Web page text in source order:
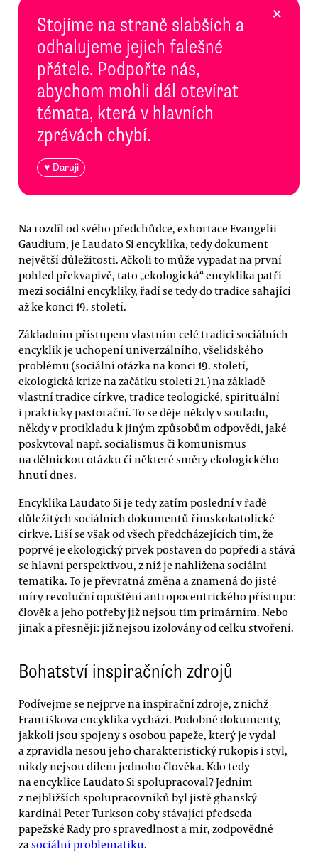
Stojíme na straně slabších a
odhalujeme jejich falešné
přátele. Podpořte nás,
abychom mohli dál otevírat
témata, která v hlavních
zprávách chybí.
♥ Daruji
×
Na rozdíl od svého předchůdce, exhortace Evangelii
Gaudium, je Laudato Si encyklika, tedy dokument
největší důležitosti. Ačkoli to může vypadat na první
pohled překvapivě, tato „ekologická“ encyklika patří
mezi sociální encykliky, řadí se tedy do tradice sahající
až ke konci 19. století.
Základním přístupem vlastním celé tradici sociálních
encyklik je uchopení univerzálního, všelidského
problému (sociální otázka na konci 19. století,
ekologická krize na začátku století 21.) na základě
vlastní tradice církve, tradice teologické, spirituální
i prakticky pastorační. To se děje někdy v souladu,
někdy v protikladu k jiným způsobům odpovědi, jaké
poskytoval např. socialismus či komunismus
na dělnickou otázku či některé směry ekologického
hnutí dnes.
Encyklika Laudato Si je tedy zatím poslední v řadě
důležitých sociálních dokumentů římskokatolické
církve. Liší se však od všech předcházejících tím, že
poprvé je ekologický prvek postaven do popředí a stává
se hlavní perspektivou, z níž je nahlížena sociální
tematika. To je převratná změna a znamená do jisté
míry revoluční opuštění antropocentrického přístupu:
člověk a jeho potřeby již nejsou tím primárním. Nebo
jinak a přesněji: již nejsou izolovány od celku stvoření.
Bohatství inspiračních zdrojů
Podívejme se nejprve na inspirační zdroje, z nichž
Františkova encyklika vychází. Podobné dokumenty,
jakkoli jsou spojeny s osobou papeže, který je vydal
a zpravidla nesou jeho charakteristický rukopis i styl,
nikdy nejsou dílem jednoho člověka. Kdo tedy
na encyklice Laudato Si spolupracoval? Jedním
z nejbližších spolupracovníků byl jistě ghanský
kardinál Peter Turkson coby stávající předseda
papežské Rady pro spravedlnost a mír, zodpovědné
zasociální problematiku.